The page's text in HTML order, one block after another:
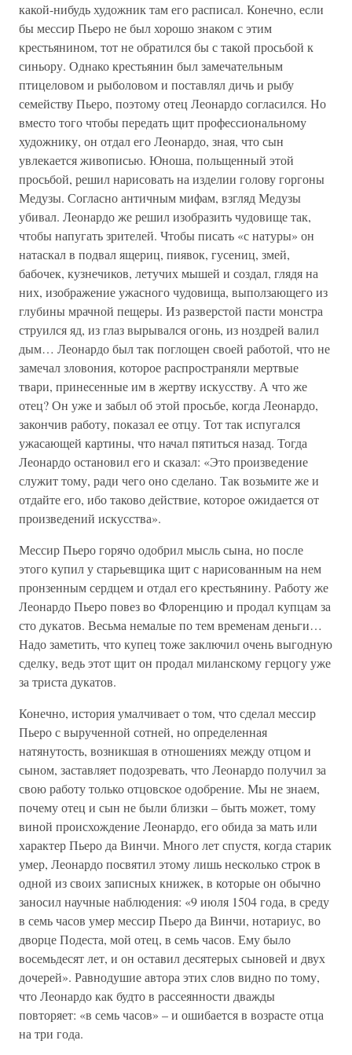
какой-нибудь художник там его расписал. Конечно, если
бы мессир Пьеро не был хорошо знаком с этим
крестьянином, тот не обратился бы с такой просьбой к
синьору. Однако крестьянин был замечательным
птицеловом и рыболовом и поставлял дичь и рыбу
семейству Пьеро, поэтому отец Леонардо согласился. Но
вместо того чтобы передать щит профессиональному
художнику, он отдал его Леонардо, зная, что сын
увлекается живописью. Юноша, польщенный этой
просьбой, решил нарисовать на изделии голову горгоны
Медузы. Согласно античным мифам, взгляд Медузы
убивал. Леонардо же решил изобразить чудовище так,
чтобы напугать зрителей. Чтобы писать «с натуры» он
натаскал в подвал ящериц, пиявок, гусениц, змей,
бабочек, кузнечиков, летучих мышей и создал, глядя на
них, изображение ужасного чудовища, выползающего из
глубины мрачной пещеры. Из разверстой пасти монстра
струился яд, из глаз вырывался огонь, из ноздрей валил
дым… Леонардо был так поглощен своей работой, что не
замечал зловония, которое распространяли мертвые
твари, принесенные им в жертву искусству. А что же
отец? Он уже и забыл об этой просьбе, когда Леонардо,
закончив работу, показал ее отцу. Тот так испугался
ужасающей картины, что начал пятиться назад. Тогда
Леонардо остановил его и сказал: «Это произведение
служит тому, ради чего оно сделано. Так возьмите же и
отдайте его, ибо таково действие, которое ожидается от
произведений искусства».
Мессир Пьеро горячо одобрил мысль сына, но после
этого купил у старьевщика щит с нарисованным на нем
пронзенным сердцем и отдал его крестьянину. Работу же
Леонардо Пьеро повез во Флоренцию и продал купцам за
сто дукатов. Весьма немалые по тем временам деньги…
Надо заметить, что купец тоже заключил очень выгодную
сделку, ведь этот щит он продал миланскому герцогу уже
за триста дукатов.
Конечно, история умалчивает о том, что сделал мессир
Пьеро с вырученной сотней, но определенная
натянутость, возникшая в отношениях между отцом и
сыном, заставляет подозревать, что Леонардо получил за
свою работу только отцовское одобрение. Мы не знаем,
почему отец и сын не были близки – быть может, тому
виной происхождение Леонардо, его обида за мать или
характер Пьеро да Винчи. Много лет спустя, когда старик
умер, Леонардо посвятил этому лишь несколько строк в
одной из своих записных книжек, в которые он обычно
заносил научные наблюдения: «9 июля 1504 года, в среду
в семь часов умер мессир Пьеро да Винчи, нотариус, во
дворце Подеста, мой отец, в семь часов. Ему было
восемьдесят лет, и он оставил десятерых сыновей и двух
дочерей». Равнодушие автора этих слов видно по тому,
что Леонардо как будто в рассеянности дважды
повторяет: «в семь часов» – и ошибается в возрасте отца
на три года.